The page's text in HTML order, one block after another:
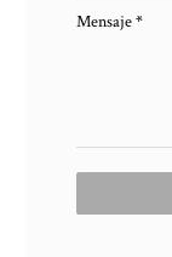
Mensaje*